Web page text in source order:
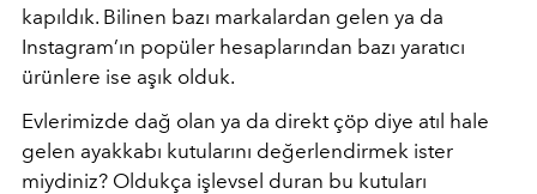
kapıldık. Bilinen bazı markalardan gelen ya da
Instagram’ın popüler hesaplarından bazı yaratıcı
ürünlere ise aşık olduk.
Evlerimizde dağ olan ya da direkt çöp diye atıl hale
gelen ayakkabı kutularını değerlendirmek ister
miydiniz? Oldukça işlevsel duran bu kutuları